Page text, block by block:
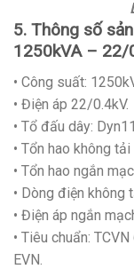
5. Thông số
1250kVA – 22/
• Công suất:
• Điện áp 22/0.4kV.
• Tổ đấu dây: Dyn11.
• Tổn hao không
• Tổn hao ngắn
• Dòng điện không
• Điện áp ngắn
• Tiêu chuẩn:
EVN.